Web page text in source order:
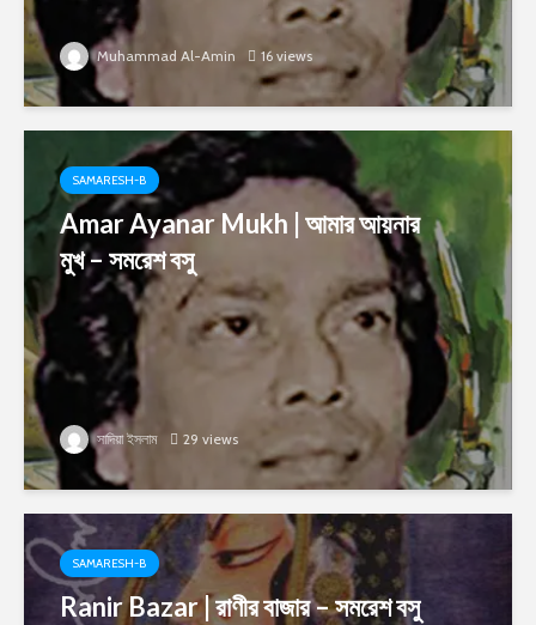
Muhammad Al-Amin 16 views
SAMARESH-B
Amar Ayanar Mukh | আমার আয়নার
মুখ – সমরেশ বসু
সাদিয়া ইসলাম 29 views
SAMARESH-B
Ranir Bazar | রাণীর বাজার – সমরেশ বসু